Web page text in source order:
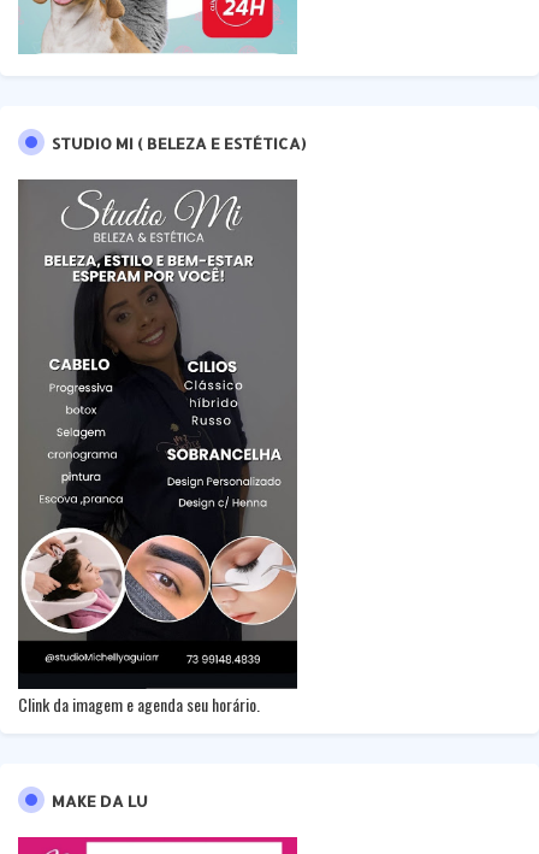
STUDIO MI ( BELEZA E ESTÉTICA)
Clink da imagem e agenda seu horário.
MAKE DA LU